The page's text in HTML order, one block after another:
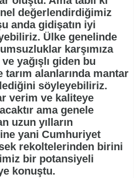
değerlendirdiğimiz
anda gidişatın iyi
Ülke genelinde
karşımıza
yağışlı giden bu
alanlarında mantar
söyleyebiliriz.
verim ve kaliteye
ama genele
uzun yılların
yani Cumhuriyet
rekoltelerinden birini
bir potansiyeli
konuştu.